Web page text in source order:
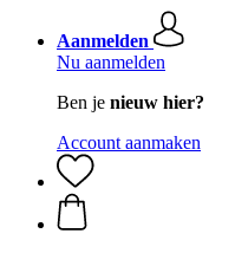
Aanmelden
Nu aanmelden
Ben je nieuw hier?
Account aanmaken